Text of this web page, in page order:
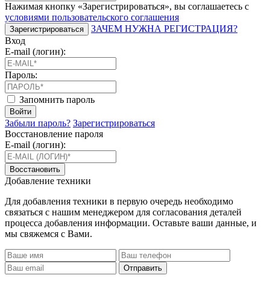
Нажимая кнопку «Зарегистрироваться», вы соглашаетесь с
условиями пользовательского соглашения
Зарегистрироваться
ЗАЧЕМ НУЖНА РЕГИСТРАЦИЯ?
Вход
E-mail (логин):
Пароль:
Запомнить пароль
Войти
Забыли пароль? Зарегистрироваться
Восстановление пароля
E-mail (логин):
Восстановить
Добавление техники
Для добавления техники в первую очередь необходимо
связаться с нашим менеджером для согласования деталей
процесса добавления информации. Оставьте ваши данные, и
мы свяжемся с Вами.